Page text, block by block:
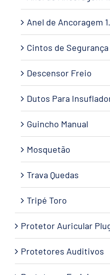
Anel de Ancoragem
Cintos de Segurança
Descensor Freio
Dutos Para
Guincho Manual
Mosquetão
Trava Quedas
Tripé Toro
Protetor Auricular
Protetores Auditivos